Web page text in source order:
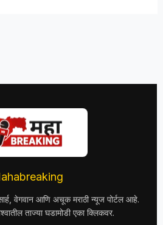
वेगवान आणि अचूक मराठी न्यूज पोर्टल आहे.
ताज्या घडामोडी एका क्लिकवर.